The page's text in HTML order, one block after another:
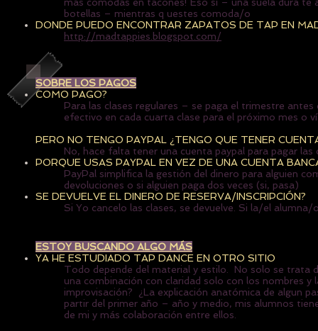
botellas – mientras q uestes comoda/o
DONDE PUEDO ENCONTRAR ZAPATOS DE TAP EN
http://madtappies.blogspot.com/
SOBRE LOS PAGOS
COMO PAGO?
Para las clases regulares – se paga el trimestre
efectivo en cada cuarta clase para el próximo mes o
PERO NO TENGO PAYPAL ¿TENGO QUE TENER
No, hace falta tener una cuenta paypal para pagar
PORQUE USAS PAYPAL EN VEZ DE UNA CUENTA
PayPal simplifica la gestión del dinero para alguien
devoluciones o si alguien paga dos veces (si, pasa)
SE DEVUELVE EL DINERO DE RESERVA/INSCRIPCIÓN?
Si Yo cancelo las clases, se devuelve. Si la/el
ESTOY BUSCANDO ALGO MÁS
YA HE ESTUDIADO TAP DANCE EN OTRO SITIO
Todo depende del material y estilo. No solo se trata
una combinación con claridad solo con los nombres
improvisación? ¿La explicación anatómica de algun
partir del primer año – año y medio, mis alumnos
de mi y más colaboración entre ellos.